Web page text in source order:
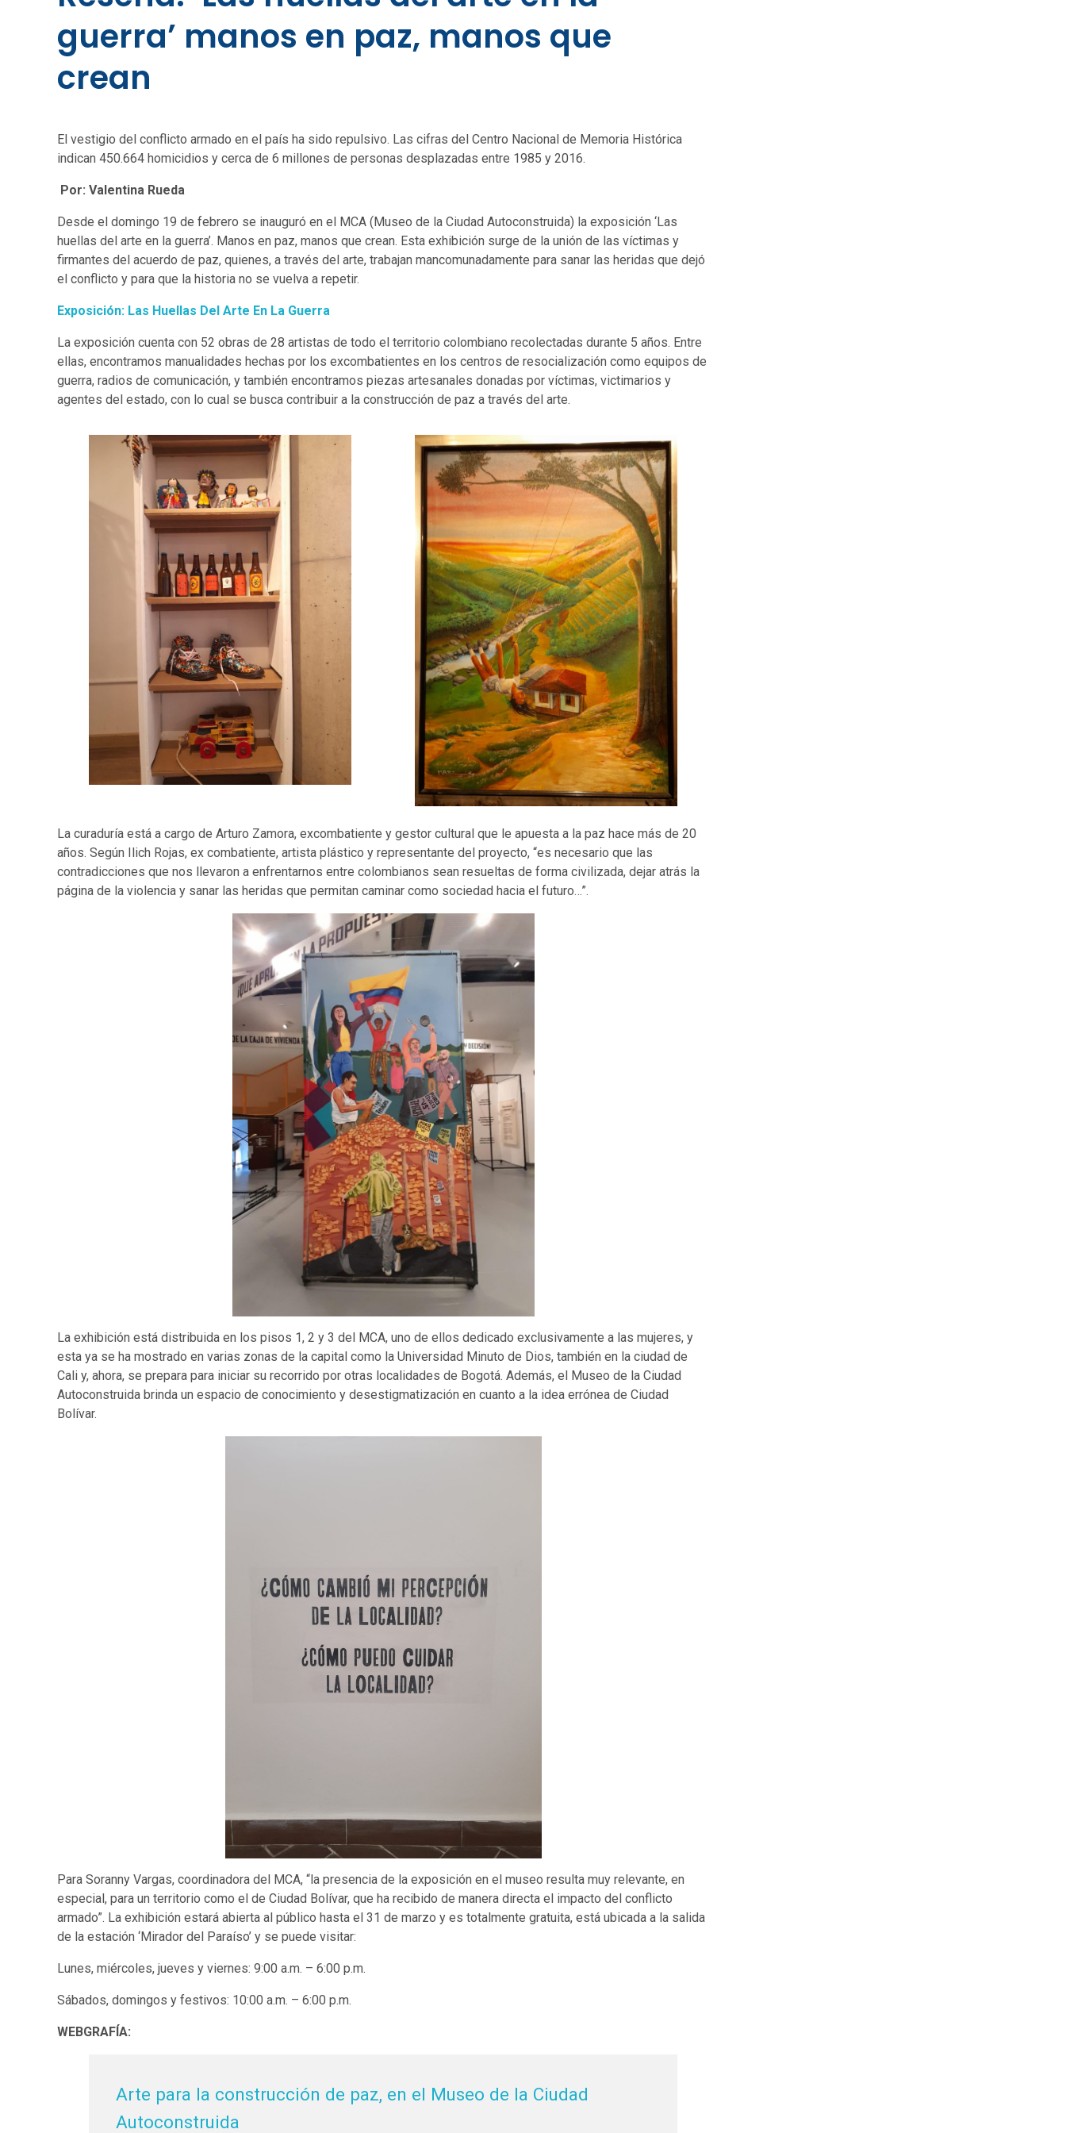
guerra’ manos en paz, manos que
crean
El vestigio del conflicto armado en el país ha sido repulsivo. Las cifras del Centro Nacional de Memoria Histórica
indican 450.664 homicidios y cerca de 6 millones de personas desplazadas entre 1985 y 2016.
Por: Valentina Rueda
Desde el domingo 19 de febrero se inauguró en el MCA (Museo de la Ciudad Autoconstruida) la exposición ‘Las
huellas del arte en la guerra’. Manos en paz, manos que crean. Esta exhibición surge de la unión de las víctimas y
firmantes del acuerdo de paz, quienes, a través del arte, trabajan mancomunadamente para sanar las heridas que dejó
el conflicto y para que la historia no se vuelva a repetir.
Exposición: Las Huellas Del Arte En La Guerra
La exposición cuenta con 52 obras de 28 artistas de todo el territorio colombiano recolectadas durante 5 años. Entre
ellas, encontramos manualidades hechas por los excombatientes en los centros de resocialización como equipos de
guerra, radios de comunicación, y también encontramos piezas artesanales donadas por víctimas, victimarios y
agentes del estado, con lo cual se busca contribuir a la construcción de paz a través del arte.
La curaduría está a cargo de Arturo Zamora, excombatiente y gestor cultural que le apuesta a la paz hace más de 20
años. Según Ilich Rojas, ex combatiente, artista plástico y representante del proyecto, “es necesario que las
contradicciones que nos llevaron a enfrentarnos entre colombianos sean resueltas de forma civilizada, dejar atrás la
página de la violencia y sanar las heridas que permitan caminar como sociedad hacia el futuro…”.
La exhibición está distribuida en los pisos 1, 2 y 3 del MCA, uno de ellos dedicado exclusivamente a las mujeres, y
esta ya se ha mostrado en varias zonas de la capital como la Universidad Minuto de Dios, también en la ciudad de
Cali y, ahora, se prepara para iniciar su recorrido por otras localidades de Bogotá. Además, el Museo de la Ciudad
Autoconstruida brinda un espacio de conocimiento y desestigmatización en cuanto a la idea errónea de Ciudad
Bolívar.
Para Soranny Vargas, coordinadora del MCA, “la presencia de la exposición en el museo resulta muy relevante, en
especial, para un territorio como el de Ciudad Bolívar, que ha recibido de manera directa el impacto del conflicto
armado”. La exhibición estará abierta al público hasta el 31 de marzo y es totalmente gratuita, está ubicada a la salida
de la estación ‘Mirador del Paraíso’ y se puede visitar:
Lunes, miércoles, jueves y viernes: 9:00 a.m. – 6:00 p.m.
Sábados, domingos y festivos: 10:00 a.m. – 6:00 p.m.
WEBGRAFÍA:
Arte para la construcción de paz, en el Museo de la Ciudad
Autoconstruida